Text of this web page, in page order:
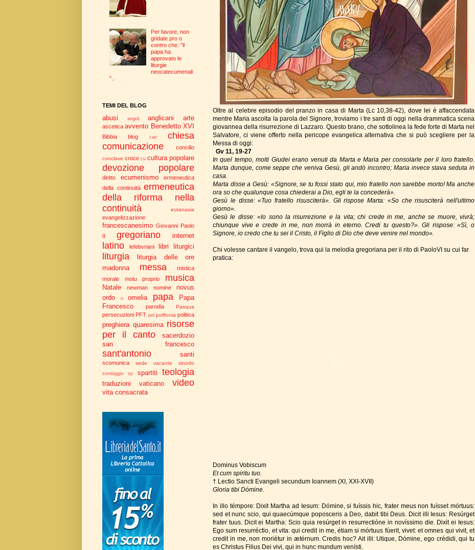
Oltre al celebre episodio del pranzo in casa di Marta (Lc 10,38-42), dove lei è affaccendata
mentre Maria ascolta la parola del Signore, troviamo i tre santi di oggi nella drammatica scena
giovannea della risurrezione di Lazzaro. Questo brano, che sottolinea la fede forte di Marta nel
Salvatore, ci viene offerto nella pericope evangelica alternativa che si può scegliere per la
Messa di oggi:
Gv 11, 19-27
In quel tempo, molti Giudei erano venuti da Marta e Maria per consolarle per il loro fratello.
Marta dunque, come seppe che veniva Gesù, gli andò incontro; Maria invece stava seduta in
casa.
Marta disse a Gesù: «Signore, se tu fossi stato qui, mio fratello non sarebbe morto! Ma anche
ora so che qualunque cosa chiederai a Dio, egli te la concederà».
Gesù le disse: «Tuo fratello risusciterà». Gli rispose Marta: «So che risusciterà nell'ultimo
giorno».
Gesù le disse: «Io sono la risurrezione e la vita; chi crede in me, anche se muore, vivrà;
chiunque vive e crede in me, non morrà in eterno. Credi tu questo?». Gli rispose: «Sì, o
Signore, io credo che tu sei il Cristo, il Figlio di Dio che deve venire nel mondo».
Chi volesse cantare il vangelo, trova qui la melodia gregoriana per il rito di PaoloVI su cui far
pratica:
Dominus Vobiscum
Et cum spiritu tuo.
† Lectio Sancti Evangeli secundum Ioannem (XI, XXI-XVII)
Gloria tibi Dómine.
In illo témpore: Dixit Martha ad Iesum: Dómine, si fuíssis hic, frater meus non fuísset mórtuus:
sed et nunc scio, qui quaecúmque poposceris a Deo, dabit tibi Deus. Dicit illi Iesus: Resúrget
frater tuus. Dicit ei Martha: Scio quia resúrget in resurrectióne in novíssimo die. Dixit ei Iesus:
Ego sum resurréctio, et vita: qui credit in me, étiam si mórtuus fúerit, vivet: et omnes qui vivit, et
credit in me, non moriétur in ætérnum. Credis hoc? Ait illi: Utique, Dómine, ego crédidi, qui tu
es Christus Filius Dei vivi, qui in hunc mundum venísti.
Per favore, non
gridate pro o
contro che: "il
papa ha
approvato le
liturgie
neocatecumenali
"..
TEMI DEL BLOG
abusi angeli anglicani arte
ascetica avvento Benedetto XVI
Bibbia blog can
chiesa
comunicazione
concilio
conclave croce cu cultura popolare
devozione popolare
diritto ecumenismo
ermeneutica
della continuità ermeneutica
della riforma nella
continuità
eutanasia
evangelizzazione
francescanesimo Giovanni Paolo
II
gregoriano internet
latino lefebvriani libri liturgici
liturgia
liturgia delle ore
madonna
messa
mistica
morale
motu proprio musica
Natale newman nomine
novus
ordo
o omelia papa
Papa
Francesco
parodia Pasqua
persecuzioni PFT pol polifonia politica
preghiera quaresima risorse
per il canto
sacerdozio
san francesco
sant'antonio santi
scomunica sede vacante sinodo
sondaggio sp spartiti teologia
traduzioni vaticano video
vita consacrata